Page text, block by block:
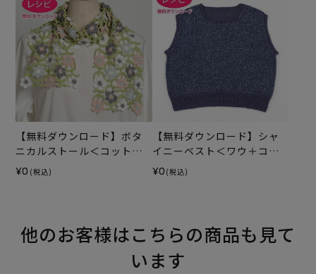
【無料ダウンロード】ボタ
ニカルストール＜コットン
フィールファイン＞（レシ
ピ）
¥0 (税込)
【無料ダウンロード】シャ
イニーベスト＜ワウ＋コッ
トンフィールファイン＞
（レシピ）
¥0 (税込)
他のお客様はこちらの商品も見て
います